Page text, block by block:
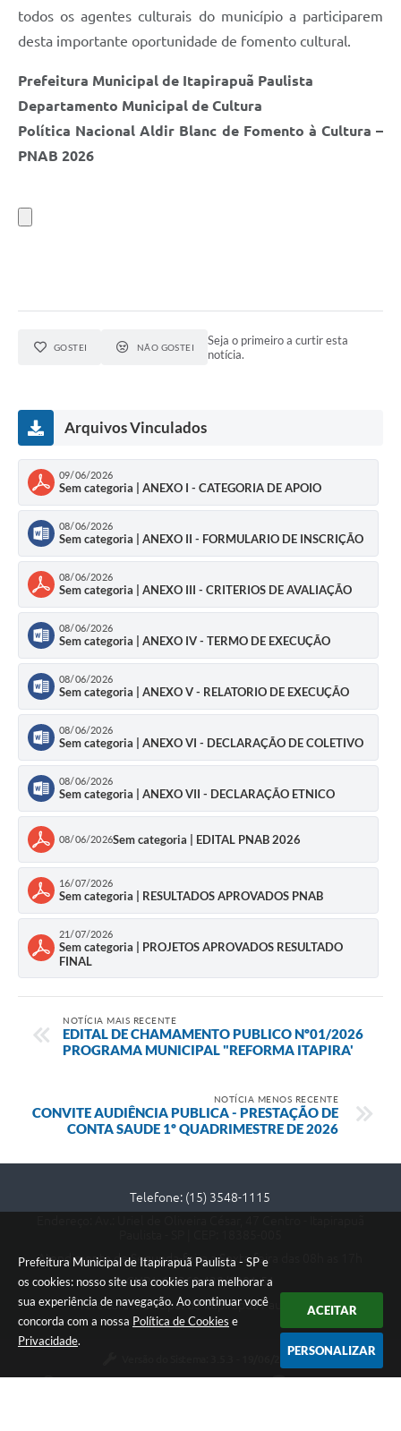
Prefeitura Municipal de Itapirapuã Paulista - SP e
os cookies: nosso site usa cookies para melhorar a
sua experiência de navegação. Ao continuar você
concorda com a nossa Política de Cookies e
Privacidade.
ACEITAR
PERSONALIZAR
todos os agentes culturais do município a participarem
desta importante oportunidade de fomento cultural.
Prefeitura Municipal de Itapirapuã Paulista
Departamento Municipal de Cultura
Política Nacional Aldir Blanc de Fomento à Cultura –
PNAB 2026
GOSTEI NÃO GOSTEI
Seja o primeiro a curtir esta
notícia.
Arquivos Vinculados
09/06/2026
Sem categoria | ANEXO I - CATEGORIA DE APOIO
08/06/2026
Sem categoria | ANEXO II - FORMULARIO DE INSCRIÇÃO
08/06/2026
Sem categoria | ANEXO III - CRITERIOS DE AVALIAÇÃO
08/06/2026
Sem categoria | ANEXO IV - TERMO DE EXECUÇÃO
08/06/2026
Sem categoria | ANEXO V - RELATORIO DE EXECUÇÃO
08/06/2026
Sem categoria | ANEXO VI - DECLARAÇÃO DE COLETIVO
08/06/2026
Sem categoria | ANEXO VII - DECLARAÇÃO ETNICO
08/06/2026Sem categoria | EDITAL PNAB 2026
16/07/2026
Sem categoria | RESULTADOS APROVADOS PNAB
21/07/2026
Sem categoria | PROJETOS APROVADOS RESULTADO
FINAL
NOTÍCIA MAIS RECENTE
EDITAL DE CHAMAMENTO PUBLICO Nº01/2026
PROGRAMA MUNICIPAL "REFORMA ITAPIRA'
NOTÍCIA MENOS RECENTE
CONVITE AUDIÊNCIA PUBLICA - PRESTAÇÃO DE
CONTA SAUDE 1º QUADRIMESTRE DE 2026
Telefone: (15) 3548-1115
Atendimento de Segunda-feira a Sexta-feira das 08h as 17h
CNPJ: 67.360.438/0001-51
Prefeitura Municipal de Itapirapuã Paulista - SP